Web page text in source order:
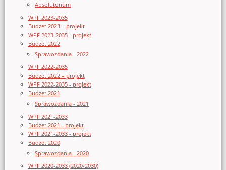
Absolutorium
WPF 2023-2035
Budżet 2023 – projekt
WPF 2023-2035 - projekt
Budżet 2022
Sprawozdania - 2022
WPF 2022-2035
Budżet 2022 – projekt
WPF 2022-2035 - projekt
Budżet 2021
Sprawozdania - 2021
WPF 2021-2033
Budżet 2021 - projekt
WPF 2021-2033 - projekt
Budżet 2020
Sprawozdania - 2020
WPF 2020-2033 (2020-2030)